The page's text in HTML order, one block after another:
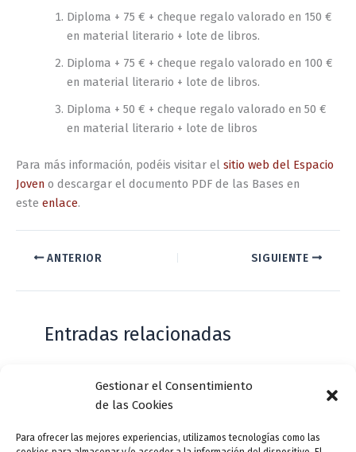
Gestionar el Consentimiento
de las Cookies
Para ofrecer las mejores experiencias, utilizamos tecnologías como las
Diploma + 75 € + cheque regalo valorado en 150 €
en material literario + lote de libros.
Diploma + 75 € + cheque regalo valorado en 100 €
en material literario + lote de libros.
Diploma + 50 € + cheque regalo valorado en 50 €
en material literario + lote de libros
Para más información, podéis visitar el sitio web del Espacio
Joven o descargar el documento PDF de las Bases en
este enlace.
ANTERIOR SIGUIENTE
Entradas relacionadas
Casa de Zorrilla conmemorarán el 168
aniversario del estreno de Don Juan
Tenorio